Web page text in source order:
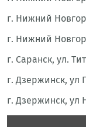
г. Нижний
г. Нижний
г. Саранск, ул.
г. Дзержинск, ул
г. Дзержинск, ул